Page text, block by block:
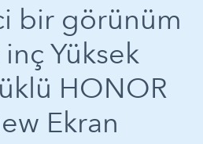
bir görünüm
Yüksek
HONOR
Ekran